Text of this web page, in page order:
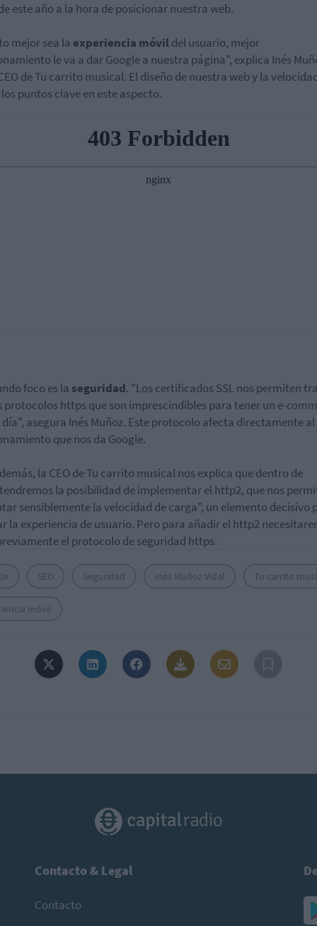
este año a la hora de posicionar nuestra web.
mejor sea la experiencia móvildel usuario, mejor
le va a dar Google a nuestra página", explica Inés
de Tu carrito musical. El diseño de nuestra web y la
puntos clave en este aspecto.
foco es la seguridad. "Los certificados SSL nos permiten
protocolos https que son imprescindibles para tener un e-
día", asegura Inés Muñoz. Este protocolo afecta directamente al
que nos da Google.
la CEO de Tu carrito musical nos explica que dentro de
la posibilidad de implementar el http2, que nos
sensiblemente la velocidad de carga", un elemento decisivo
la experiencia de usuario. Pero para añadir el http2
el protocolo de seguridad https.
SEO Seguridad Inés Muñoz Vidal Tu carrito
móvil
Contacto & Legal
Contacto